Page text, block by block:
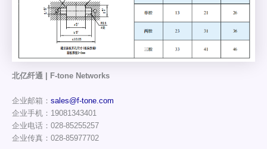
北亿纤通 | F-tone Networks
企业邮箱： sales@f-tone.com
企业手机：19081343401
企业电话：028-85255257
企业传真：028-85977702